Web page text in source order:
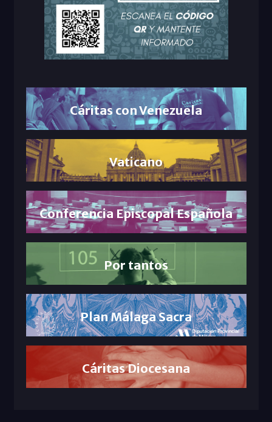
Cáritas con Venezuela
Vaticano
Conferencia Episcopal Española
Por tantos
Plan Málaga Sacra
Cáritas Diocesana